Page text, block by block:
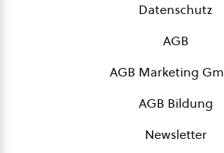
Datenschutz
AGB
AGB Marketing
AGB Bildung
Newsletter